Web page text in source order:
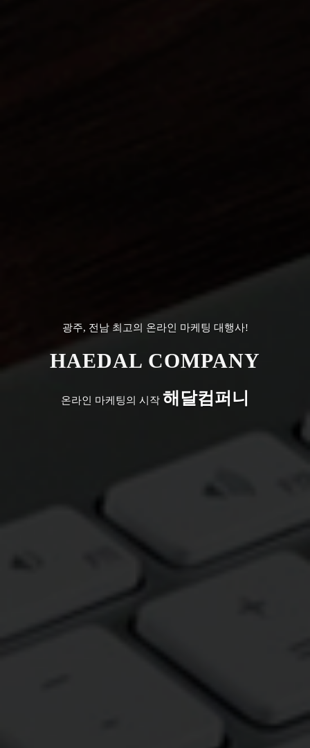
광주, 전남 최고의 온라인 마케팅 대행사!
HAEDAL COMPANY
온라인 마케팅의 시작 해달컴퍼니